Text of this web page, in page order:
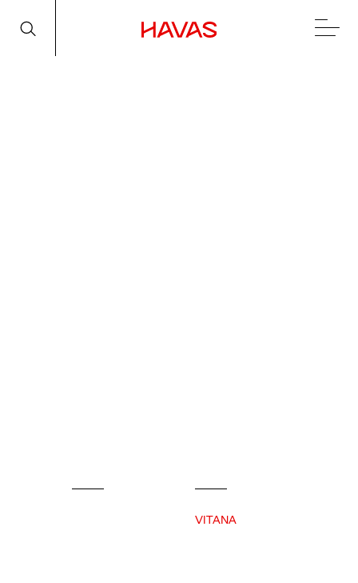
VITANA